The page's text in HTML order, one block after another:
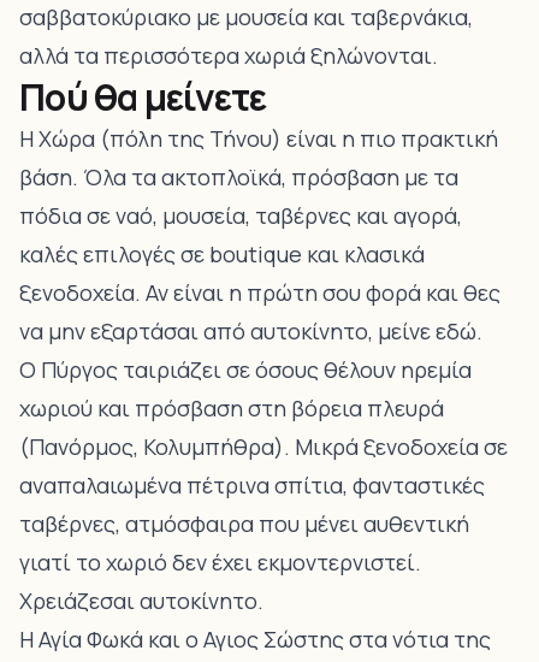
σαββατοκύριακο με μουσεία και ταβερνάκια,
αλλά τα περισσότερα χωριά ξηλώνονται.
Πού θα μείνετε
Η Χώρα (πόλη της Τήνου) είναι η πιο πρακτική
βάση. Όλα τα ακτοπλοϊκά, πρόσβαση με τα
πόδια σε ναό, μουσεία, ταβέρνες και αγορά,
καλές επιλογές σε boutique και κλασικά
ξενοδοχεία. Αν είναι η πρώτη σου φορά και θες
να μην εξαρτάσαι από αυτοκίνητο, μείνε εδώ.
Ο Πύργος ταιριάζει σε όσους θέλουν ηρεμία
χωριού και πρόσβαση στη βόρεια πλευρά
(Πανόρμος, Κολυμπήθρα). Μικρά ξενοδοχεία σε
αναπαλαιωμένα πέτρινα σπίτια, φανταστικές
ταβέρνες, ατμόσφαιρα που μένει αυθεντική
γιατί το χωριό δεν έχει εκμοντερνιστεί.
Χρειάζεσαι αυτοκίνητο.
Η Αγία Φωκά και ο Αγιος Σώστης στα νότια της